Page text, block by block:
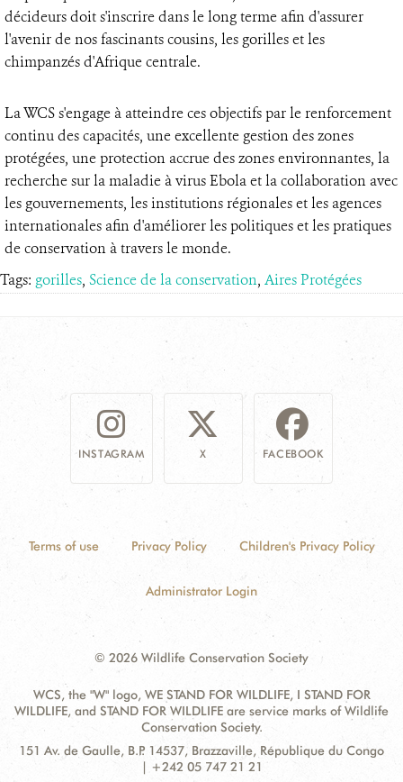
décideurs doit s'inscrire dans le long terme afin d'assurer
l'avenir de nos fascinants cousins, les gorilles et les
chimpanzés d'Afrique centrale.
La WCS s'engage à atteindre ces objectifs par le renforcement
continu des capacités, une excellente gestion des zones
protégées, une protection accrue des zones environnantes, la
recherche sur la maladie à virus Ebola et la collaboration avec
les gouvernements, les institutions régionales et les agences
internationales afin d'améliorer les politiques et les pratiques
de conservation à travers le monde.
Tags: gorilles, Science de la conservation, Aires Protégées
INSTAGRAM X FACEBOOK
Terms of use Privacy Policy Children's Privacy Policy
Administrator Login
© 2026 Wildlife Conservation Society
WCS, the "W" logo, WE STAND FOR WILDLIFE, I STAND FOR
WILDLIFE, and STAND FOR WILDLIFE are service marks of Wildlife
Conservation Society.
Contact
Address:
151 Av. de Gaulle, B.P. 14537, Brazzaville, République du Congo
| +242 05 747 21 21